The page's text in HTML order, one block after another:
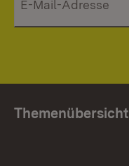
Themenübersicht